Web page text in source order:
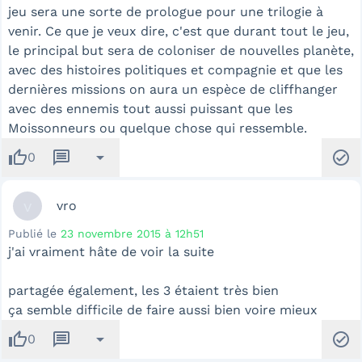
jeu sera une sorte de prologue pour une trilogie à
venir. Ce que je veux dire, c'est que durant tout le jeu,
le principal but sera de coloniser de nouvelles planète,
avec des histoires politiques et compagnie et que les
dernières missions on aura un espèce de cliffhanger
avec des ennemis tout aussi puissant que les
Moissonneurs ou quelque chose qui ressemble.
thumb_up0 message arrow_drop_down check_circle
vro
Publié le 23 novembre 2015 à 12h51
j'ai vraiment hâte de voir la suite
partagée également, les 3 étaient très bien
ça semble difficile de faire aussi bien voire mieux
thumb_up0 message arrow_drop_down check_circle